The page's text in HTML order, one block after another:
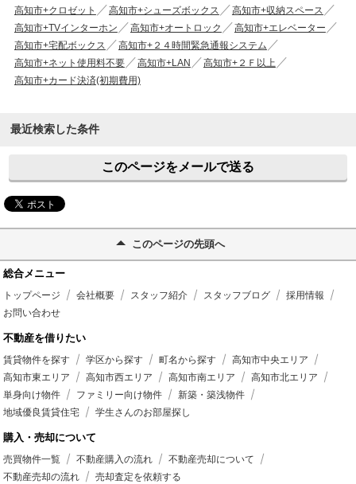
高知市+クロゼット
高知市+シューズボックス
高知市+収納スペース
高知市+TVインターホン
高知市+オートロック
高知市+エレベーター
高知市+宅配ボックス
高知市+２４時間緊急通報システム
高知市+ネット使用料不要
高知市+LAN
高知市+２Ｆ以上
高知市+カード決済(初期費用)
最近検索した条件
このページをメールで送る
このページの先頭へ
総合メニュー
トップページ 会社概要 スタッフ紹介 スタッフブログ
採用情報
お問い合わせ
不動産を借りたい
賃貸物件を探す 学区から探す 町名から探す
高知市中央エリア
高知市東エリア
高知市西エリア 高知市南エリア
高知市北エリア
単身向け物件
ファミリー向け物件
新築・築浅物件
地域優良賃貸住宅
学生さんのお部屋探し
購入・売却について
売買物件一覧 不動産購入の流れ
不動産売却について
不動産売却の流れ
売却査定を依頼する